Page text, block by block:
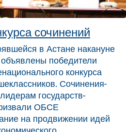
сочинений
в Астане накануне
победители
конкурса
Сочинения-
государств-
ОБСЕ
на продвижении идей